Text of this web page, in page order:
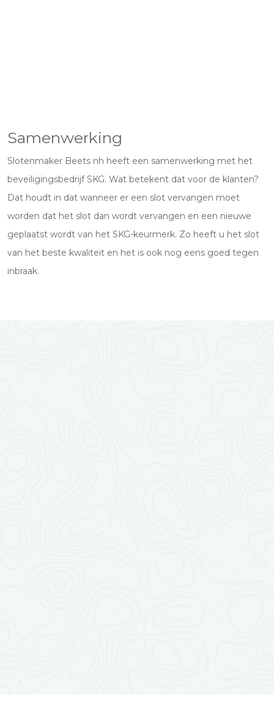
Samenwerking
Slotenmaker Beets nh heeft een samenwerking met het
beveiligingsbedrijf SKG. Wat betekent dat voor de klanten?
Dat houdt in dat wanneer er een slot vervangen moet
worden dat het slot dan wordt vervangen en een nieuwe
geplaatst wordt van het SKG-keurmerk. Zo heeft u het slot
van het beste kwaliteit en het is ook nog eens goed tegen
inbraak.